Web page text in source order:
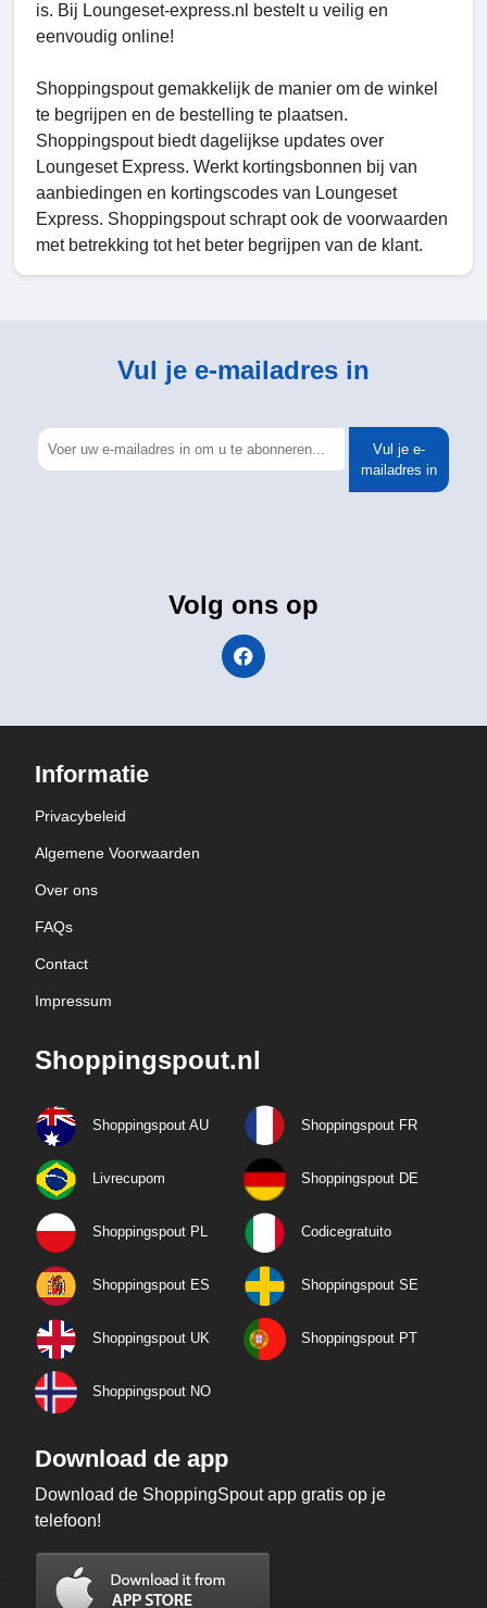
is. Bij Loungeset-express.nl bestelt u veilig en
eenvoudig online!
Shoppingspout gemakkelijk de manier om de winkel
te begrijpen en de bestelling te plaatsen.
Shoppingspout biedt dagelijkse updates over
Loungeset Express. Werkt kortingsbonnen bij van
aanbiedingen en kortingscodes van Loungeset
Express. Shoppingspout schrapt ook de voorwaarden
met betrekking tot het beter begrijpen van de klant.
Vul je e-mailadres in
Vul je e-
mailadres in
Volg ons op
Informatie
Privacybeleid
Algemene Voorwaarden
Over ons
FAQs
Contact
Impressum
Shoppingspout.nl
Shoppingspout AU Shoppingspout FR
Livrecupom Shoppingspout DE
Shoppingspout PL Codicegratuito
Shoppingspout ES Shoppingspout SE
Shoppingspout UK Shoppingspout PT
Shoppingspout NO
Download de app
Download de ShoppingSpout app gratis op je
telefoon!